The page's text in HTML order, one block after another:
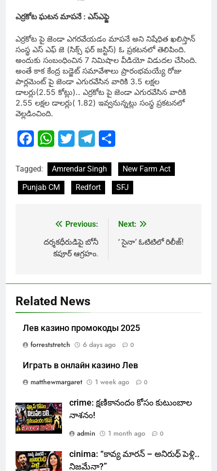
ఎర్రకోట ఘటన మాపనే : ఎస్ఎఫ్జె
ఎర్రకోట పై జెండా ఎగరవేయడం మాపనే అని నిషేధిత ఖలిస్తాన్
సంస్థ ఎస్ ఎఫ్ జె (సిక్స్ ఫర్ జస్టిస్) ఓ ప్రకటనలో తెలిపింది.
అందుకు సంబంధించిన 7 నిమిషాల వీడియో విడుదల చేసింది.
అంతే కాక కేంద్ర బడ్జెట్ సమావేశాలు ప్రారంభమయ్యే రోజు
పార్లమెంట్ పై జెండా ఎగురవేసిన వారికి 3.5 లక్షల
డాలర్లు(2.55 కోట్లు).. ఎర్రకోట పై జెండా ఎగురవేసిన వారికి
2.55 లక్షల డాలర్లు( 1.82) ఇవ్వనున్నట్లు సంస్థ ప్రకటనలో
వెల్లడించింది.
FacebookWhatsApp
Twitter Telegram
Tagged: Amrendar Singh
New Farm Act
Punjab CM
Redfort SFJ
navigation
Previous:
దర్శకధీరుడిపై బోనీ
కపూర్ ఆగ్రహం.
Next:
‘ సైనా’ ఓటిటిలో రిలీజ్!
Related News
Лев казино промокоды 2025
forreststretch
6 days ago 0
Играть в онлайн казино Лев
matthewmargaret
1 week ago 0
crime: క్షణికానందం కోసం కుటుంబాల
నాశనం!
admin
1 month ago 0
cinima: “కావ్య మారన్ – అనిరుధ్ పెళ్లి..
నిజమేనా?”